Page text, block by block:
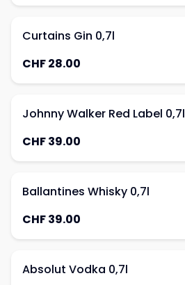
Curtains Gin 0,7l
CHF 28.00
Johnny Walker Red Label 0,7l
CHF 39.00
Ballantines Whisky 0,7l
CHF 39.00
Absolut Vodka 0,7l